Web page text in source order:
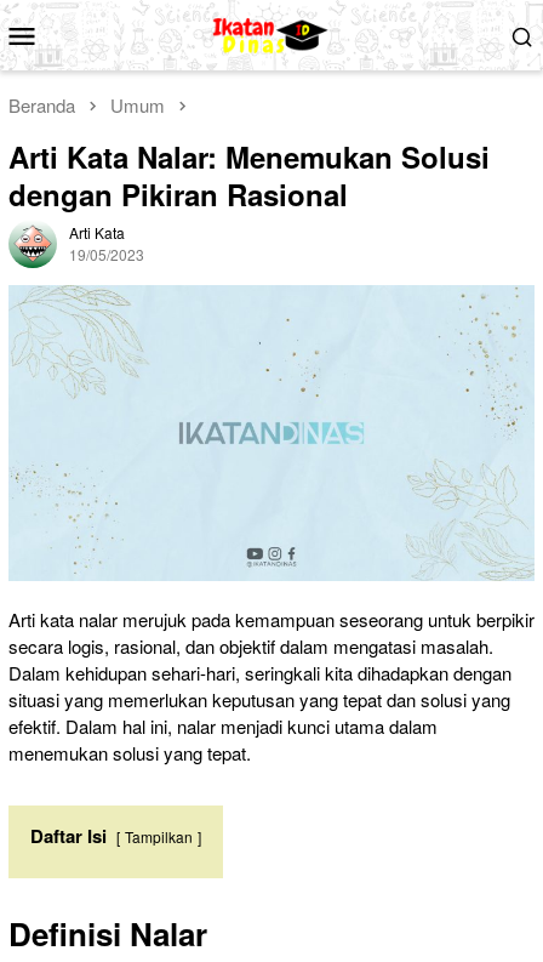
Loncat
ke
konten
Menu
Mobile
Beranda Umum
Arti Kata Nalar: Menemukan Solusi
dengan Pikiran Rasional
Arti Kata
19/05/2023
Arti kata nalar merujuk pada kemampuan seseorang untuk berpikir
secara logis, rasional, dan objektif dalam mengatasi masalah.
Dalam kehidupan sehari-hari, seringkali kita dihadapkan dengan
situasi yang memerlukan keputusan yang tepat dan solusi yang
efektif. Dalam hal ini, nalar menjadi kunci utama dalam
menemukan solusi yang tepat.
Daftar Isi Tampilkan
Definisi Nalar